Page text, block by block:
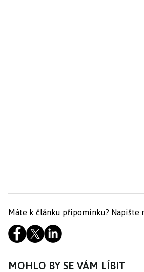
Máte k článku připomínku? Napište
MOHLO BY SE VÁM LÍBIT